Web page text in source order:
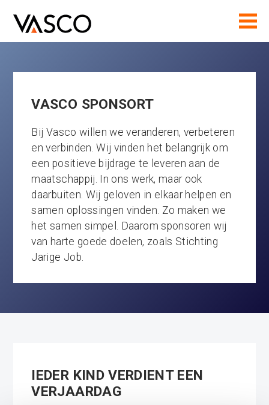
VASCO SPONSORT
Bij Vasco willen we veranderen, verbeteren
en verbinden. Wij vinden het belangrijk om
een positieve bijdrage te leveren aan de
maatschappij. In ons werk, maar ook
daarbuiten. Wij geloven in elkaar helpen en
samen oplossingen vinden. Zo maken we
het samen simpel. Daarom sponsoren wij
van harte goede doelen, zoals Stichting
Jarige Job.
IEDER KIND VERDIENT EEN
VERJAARDAG